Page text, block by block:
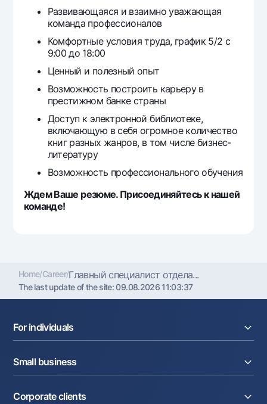
Развивающаяся и взаимно уважающая
команда профессионалов
Комфортные условия труда, график 5/2 с
9:00 до 18:00
Ценный и полезный опыт
Возможность построить карьеру в
престижном банке страны
Доступ к электронной библиотеке,
включающую в себя огромное количество
книг разных жанров, в том числе бизнес-
литературу
Возможность профессионального обучения
Ждем Ваше резюме. Присоединяйтесь к нашей
команде!
Home/Career/Главный специалист отдела...
The last update of the site:09.08.2026 11:03:37
For individuals
Deposits
Cards
Money transfers
Small business
Loans
Corporate clients